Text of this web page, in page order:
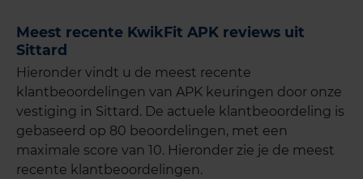
Meest recente KwikFit APK reviews uit
Sittard
Hieronder vindt u de meest recente
klantbeoordelingen van APK keuringen door onze
vestiging in Sittard. De actuele klantbeoordeling is
gebaseerd op 80 beoordelingen, met een
maximale score van 10. Hieronder zie je de meest
recente klantbeoordelingen.